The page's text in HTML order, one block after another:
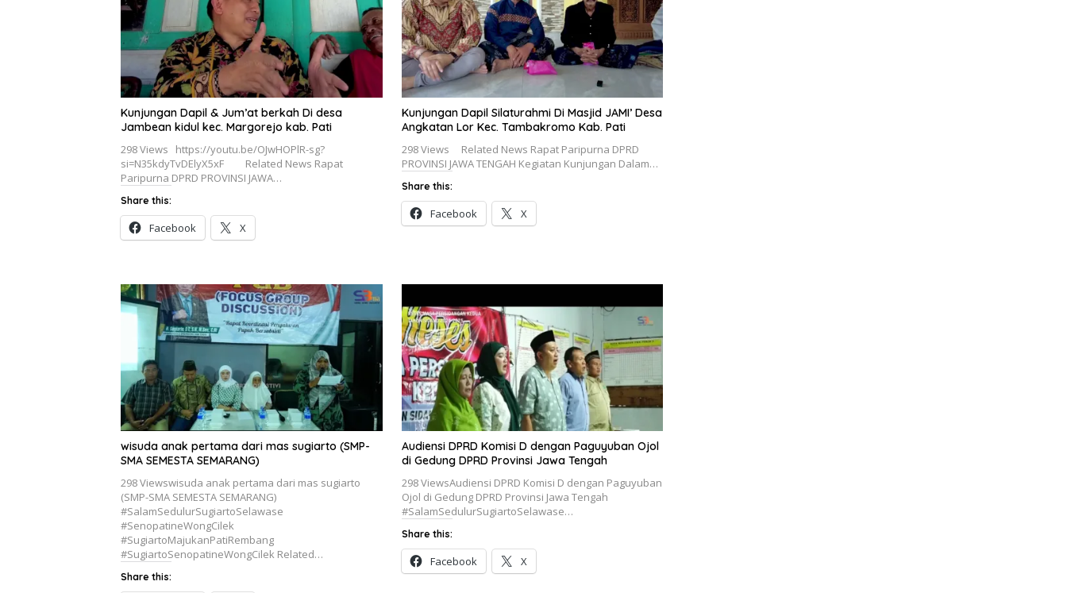
Kunjungan Dapil & Jum’at berkah Di desa
Jambean kidul kec. Margorejo kab. Pati
298 Views https://youtu.be/OJwHOPlR-sg?
si=N35kdyTvDElyX5xF Related News Rapat
Paripurna DPRD PROVINSI JAWA…
Share this:
Facebook X
Kunjungan Dapil Silaturahmi Di Masjid JAMI’ Desa
Angkatan Lor Kec. Tambakromo Kab. Pati
298 Views Related News Rapat Paripurna DPRD
PROVINSI JAWA TENGAH Kegiatan Kunjungan Dalam…
Share this:
Facebook X
wisuda anak pertama dari mas sugiarto (SMP-
SMA SEMESTA SEMARANG)
298 Viewswisuda anak pertama dari mas sugiarto
(SMP-SMA SEMESTA SEMARANG)
#SalamSedulurSugiartoSelawase
#SenopatineWongCilek
#SugiartoMajukanPatiRembang
#SugiartoSenopatineWongCilek Related…
Share this:
Audiensi DPRD Komisi D dengan Paguyuban Ojol
di Gedung DPRD Provinsi Jawa Tengah
298 ViewsAudiensi DPRD Komisi D dengan Paguyuban
Ojol di Gedung DPRD Provinsi Jawa Tengah
#SalamSedulurSugiartoSelawase…
Share this:
Facebook X